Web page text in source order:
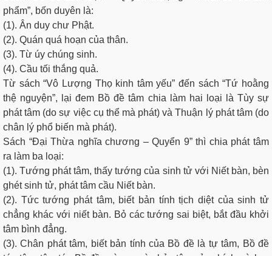
phẩm”, bốn duyên là:
(1). Ân duy chư Phật.
(2). Quán quá hoạn của thân.
(3). Từ úy chúng sinh.
(4). Cầu tối thắng quả.
Từ sách “Vô Lượng Thọ kinh tâm yếu” đến sách “Tứ hoằng
thệ nguyện”, lại đem Bồ đề tâm chia làm hai loại là Tùy sự
phát tâm (do sự việc cụ thể mà phát) và Thuận lý phát tâm (do
chân lý phổ biến mà phát).
Sách “Đại Thừa nghĩa chương – Quyển 9” thì chia phát tâm
ra làm ba loại:
(1). Tướng phát tâm, thấy tướng của sinh tử với Niết bàn, bèn
ghét sinh tử, phát tâm cầu Niết bàn.
(2). Tức tướng phát tâm, biết bản tính tịch diệt của sinh tử
chẳng khác với niết bàn. Bỏ các tướng sai biệt, bắt đầu khởi
tâm bình đẳng.
(3). Chân phát tâm, biết bản tính của Bồ đề là tự tâm, Bồ đề